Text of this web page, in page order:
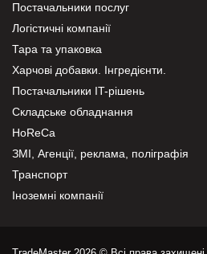
Постачальники послуг
Логістичні компанії
Тара та упаковка
Харчові добавки. Інгредієнти.
Постачальники IT-рішень
Складське обладнання
HoReCa
ЗМІ, Агенції, реклама, поліграфія
Транспорт
Іноземні компанії